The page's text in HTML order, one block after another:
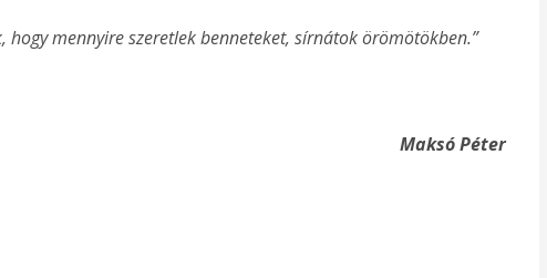
mennyire szeretlek benneteket, sírnátok örömötökben.”
Maksó Péter